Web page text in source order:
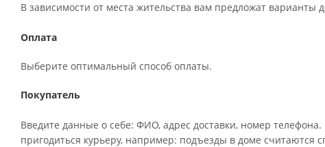
В зависимости от места жительства вам предложат варианты
Оплата
Выберите оптимальный способ оплаты.
Покупатель
Введите данные о себе: ФИО, адрес доставки, номер
пригодиться курьеру, например: подъезды в доме считаются